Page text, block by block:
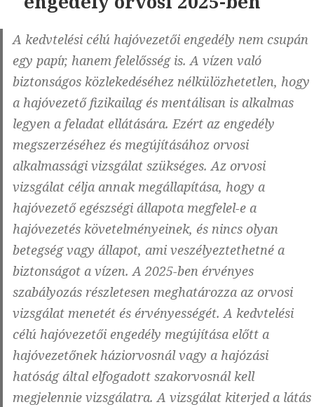
A kedvtelési célú hajóvezetői engedély nem csupán
egy papír, hanem felelősség is. A vízen való
biztonságos közlekedéséhez nélkülözhetetlen, hogy
a hajóvezető fizikailag és mentálisan is alkalmas
legyen a feladat ellátására. Ezért az engedély
megszerzéséhez és megújításához orvosi
alkalmassági vizsgálat szükséges. Az orvosi
vizsgálat célja annak megállapítása, hogy a
hajóvezető egészségi állapota megfelel-e a
hajóvezetés követelményeinek, és nincs olyan
betegség vagy állapot, ami veszélyeztethetné a
biztonságot a vízen. A 2025-ben érvényes
szabályozás részletesen meghatározza az orvosi
vizsgálat menetét és érvényességét. A kedvtelési
célú hajóvezetői engedély megújítása előtt a
hajóvezetőnek háziorvosnál vagy a hajózási
hatóság által elfogadott szakorvosnál kell
megjelennie vizsgálatra. A vizsgálat kiterjed a látás